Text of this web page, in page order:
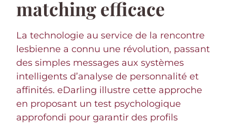
matching efficace
La technologie au service de la rencontre
lesbienne a connu une révolution, passant
des simples messages aux systèmes
intelligents d’analyse de personnalité et
affinités. eDarling illustre cette approche
en proposant un test psychologique
approfondi pour garantir des profils